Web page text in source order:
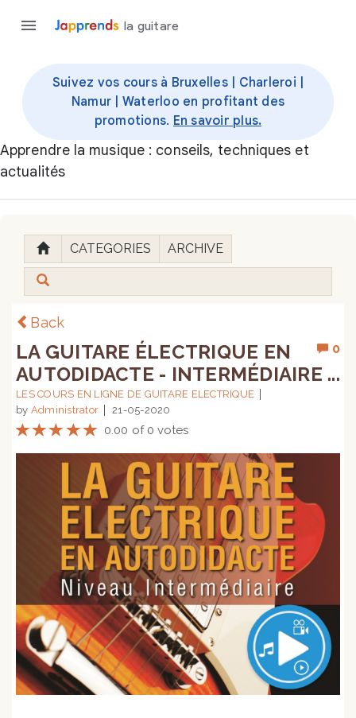
la guitare
Suivez vos cours à Bruxelles | Charleroi |
Namur | Waterloo en profitant des
promotions. En savoir plus.
Apprendre la musique : conseils, techniques et
actualités
CATEGORIES ARCHIVE
Back
0
LA GUITARE ÉLECTRIQUE EN
AUTODIDACTE - INTERMÉDIAIRE ...
LES COURS EN LIGNE DE GUITARE ELECTRIQUE
by Administrator 21-05-2020
0.00 of 0 votes